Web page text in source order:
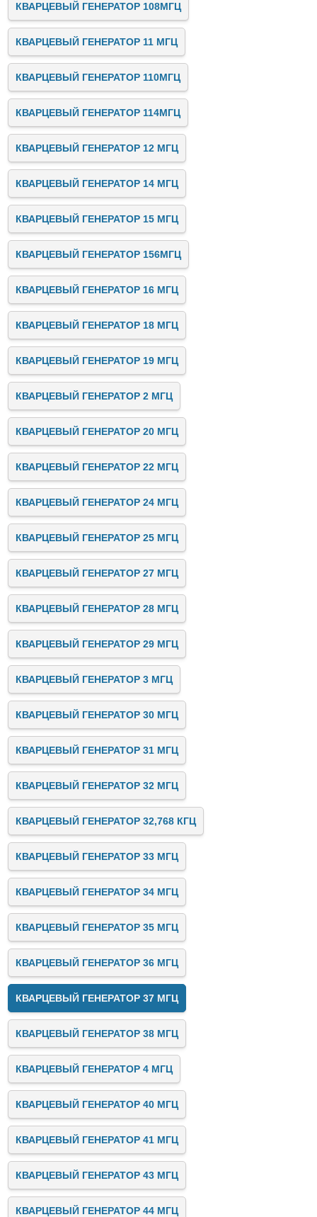
КВАРЦЕВЫЙ ГЕНЕРАТОР 108МГЦ
КВАРЦЕВЫЙ ГЕНЕРАТОР 11 МГЦ
КВАРЦЕВЫЙ ГЕНЕРАТОР 110МГЦ
КВАРЦЕВЫЙ ГЕНЕРАТОР 114МГЦ
КВАРЦЕВЫЙ ГЕНЕРАТОР 12 МГЦ
КВАРЦЕВЫЙ ГЕНЕРАТОР 14 МГЦ
КВАРЦЕВЫЙ ГЕНЕРАТОР 15 МГЦ
КВАРЦЕВЫЙ ГЕНЕРАТОР 156МГЦ
КВАРЦЕВЫЙ ГЕНЕРАТОР 16 МГЦ
КВАРЦЕВЫЙ ГЕНЕРАТОР 18 МГЦ
КВАРЦЕВЫЙ ГЕНЕРАТОР 19 МГЦ
КВАРЦЕВЫЙ ГЕНЕРАТОР 2 МГЦ
КВАРЦЕВЫЙ ГЕНЕРАТОР 20 МГЦ
КВАРЦЕВЫЙ ГЕНЕРАТОР 22 МГЦ
КВАРЦЕВЫЙ ГЕНЕРАТОР 24 МГЦ
КВАРЦЕВЫЙ ГЕНЕРАТОР 25 МГЦ
КВАРЦЕВЫЙ ГЕНЕРАТОР 27 МГЦ
КВАРЦЕВЫЙ ГЕНЕРАТОР 28 МГЦ
КВАРЦЕВЫЙ ГЕНЕРАТОР 29 МГЦ
КВАРЦЕВЫЙ ГЕНЕРАТОР 3 МГЦ
КВАРЦЕВЫЙ ГЕНЕРАТОР 30 МГЦ
КВАРЦЕВЫЙ ГЕНЕРАТОР 31 МГЦ
КВАРЦЕВЫЙ ГЕНЕРАТОР 32 МГЦ
КВАРЦЕВЫЙ ГЕНЕРАТОР 32,768 КГЦ
КВАРЦЕВЫЙ ГЕНЕРАТОР 33 МГЦ
КВАРЦЕВЫЙ ГЕНЕРАТОР 34 МГЦ
КВАРЦЕВЫЙ ГЕНЕРАТОР 35 МГЦ
КВАРЦЕВЫЙ ГЕНЕРАТОР 36 МГЦ
КВАРЦЕВЫЙ ГЕНЕРАТОР 37 МГЦ
КВАРЦЕВЫЙ ГЕНЕРАТОР 38 МГЦ
КВАРЦЕВЫЙ ГЕНЕРАТОР 4 МГЦ
КВАРЦЕВЫЙ ГЕНЕРАТОР 40 МГЦ
КВАРЦЕВЫЙ ГЕНЕРАТОР 41 МГЦ
КВАРЦЕВЫЙ ГЕНЕРАТОР 43 МГЦ
КВАРЦЕВЫЙ ГЕНЕРАТОР 44 МГЦ